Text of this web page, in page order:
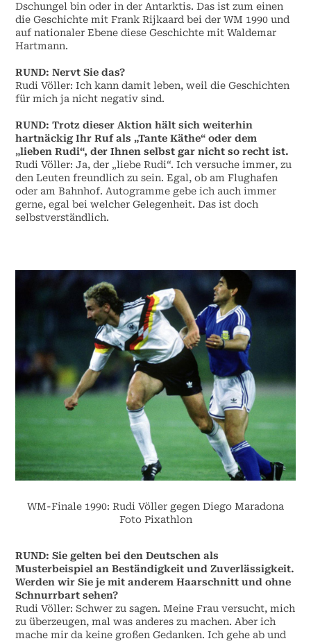
Dschungel bin oder in der Antarktis. Das ist zum einen
die Geschichte mit Frank Rijkaard bei der WM 1990 und
auf nationaler Ebene diese Geschichte mit Waldemar
Hartmann.
RUND: Nervt Sie das?
Rudi Völler: Ich kann damit leben, weil die Geschichten
für mich ja nicht negativ sind.
RUND: Trotz dieser Aktion hält sich weiterhin
hartnäckig Ihr Ruf als „Tante Käthe“ oder dem
„lieben Rudi“, der Ihnen selbst gar nicht so recht ist.
Rudi Völler: Ja, der „liebe Rudi“. Ich versuche immer, zu
den Leuten freundlich zu sein. Egal, ob am Flughafen
oder am Bahnhof. Autogramme gebe ich auch immer
gerne, egal bei welcher Gelegenheit. Das ist doch
selbstverständlich.
WM-Finale 1990: Rudi Völler gegen Diego Maradona
Foto Pixathlon
RUND: Sie gelten bei den Deutschen als
Musterbeispiel an Beständigkeit und Zuverlässigkeit.
Werden wir Sie je mit anderem Haarschnitt und ohne
Schnurrbart sehen?
Rudi Völler: Schwer zu sagen. Meine Frau versucht, mich
zu überzeugen, mal was anderes zu machen. Aber ich
mache mir da keine großen Gedanken. Ich gehe ab und